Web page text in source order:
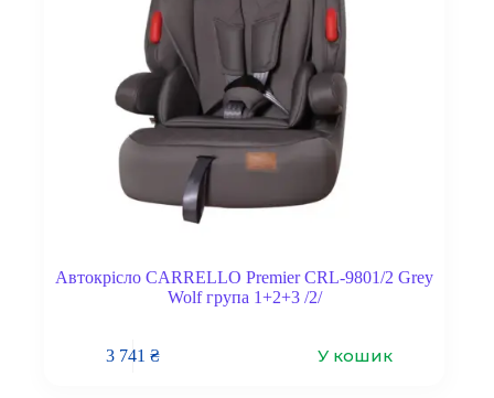
Автокрісло CARRELLO Premier CRL-9801/2 Grey
Wolf група 1+2+3 /2/
3 741₴ У кошик